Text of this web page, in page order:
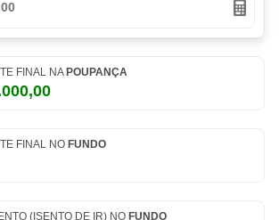
FINAL NA POUPANÇA
FINAL NO FUNDO
(ISENTO DE IR) NO FUNDO